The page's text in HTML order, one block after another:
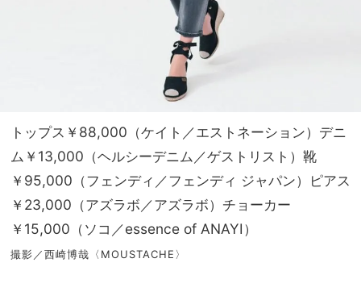
トップス￥88,000（ケイト／エストネーション）デニ
ム￥13,000（ヘルシーデニム／ゲストリスト）靴
￥95,000（フェンディ／フェンディ ジャパン）ピアス
￥23,000（アズラボ／アズラボ）チョーカー
￥15,000（ソコ／essence of ANAYI）
撮影／西崎博哉〈MOUSTACHE〉